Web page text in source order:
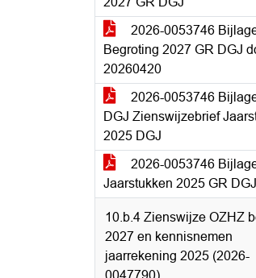
2026-0053746
Begroting 2027 GR DGJ
20260420
2026-0053746
DGJ Zienswijzebrief
2025 DGJ
2026-0053746
Jaarstukken 2025 GR DGJ
10.b.4 Zienswijze OZHZ
2027 en kennisnemen
jaarrekening 2025 (2026-
0047790)